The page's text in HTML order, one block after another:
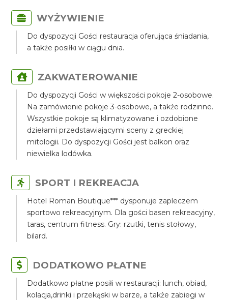
WYŻYWIENIE
Do dyspozycji Gości restauracja oferująca śniadania,
a także posiłki w ciągu dnia.
ZAKWATEROWANIE
Do dyspozycji Gości w większości pokoje 2-osobowe.
Na zamówienie pokoje 3-osobowe, a także rodzinne.
Wszystkie pokoje są klimatyzowane i ozdobione
dziełami przedstawiającymi sceny z greckiej
mitologii. Do dyspozycji Gości jest balkon oraz
niewielka lodówka.
SPORT I REKREACJA
Hotel Roman Boutique*** dysponuje zapleczem
sportowo rekreacyjnym. Dla gości basen rekreacyjny,
taras, centrum fitness. Gry: rzutki, tenis stołowy,
bilard.
DODATKOWO PŁATNE
Dodatkowo płatne posiłi w restauracji: lunch, obiad,
kolacja,drinki i przekąski w barze, a także zabiegi w